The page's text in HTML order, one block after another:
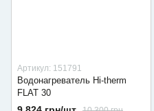
Артикул: 151791
Водонагреватель Hi-therm
FLAT 30